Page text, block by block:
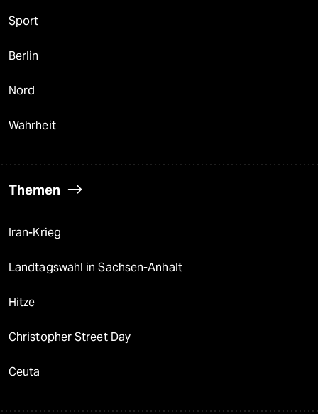
Sport
Berlin
Nord
Wahrheit
Themen
Iran-Krieg
Landtagswahl in Sachsen-Anhalt
Hitze
Christopher Street Day
Ceuta